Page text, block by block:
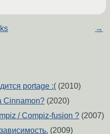
→
portage :( (2010)
Cinnamon? (2020)
/ Compiz-fusion ? (2007)
(2009)